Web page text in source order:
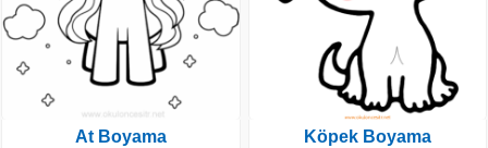
At Boyama Köpek Boyama